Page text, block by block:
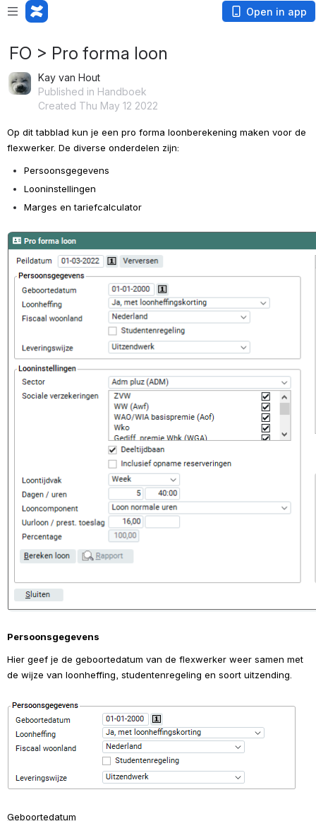
Open in app
FO > Pro forma loon
Kay van Hout
Published in Handboek
Created Thu May 12 2022
Op dit tabblad kun je een pro forma loonberekening maken voor de
flexwerker. De diverse onderdelen zijn:
Persoonsgegevens
Looninstellingen
Marges en tariefcalculator
Open
Persoonsgegevens
Hier geef je de geboortedatum van de flexwerker weer samen met
de wijze van loonheffing, studentenregeling en soort uitzending.
Open
Geboortedatum